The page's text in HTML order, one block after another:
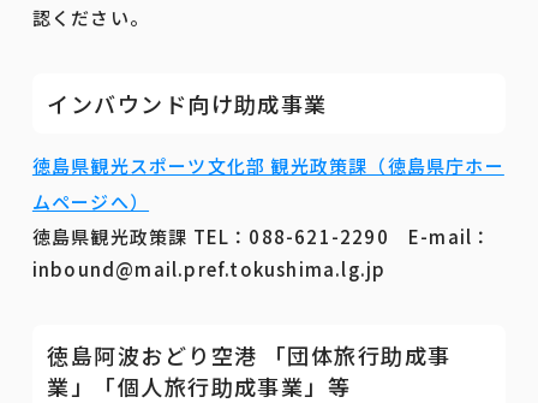
認ください。
インバウンド向け助成事業
徳島県観光スポーツ文化部 観光政策課（徳島県庁ホー
ムページへ）
徳島県観光政策課 TEL：088-621-2290 E-mail：
inbound@mail.pref.tokushima.lg.jp
徳島阿波おどり空港 「団体旅行助成事
業」「個人旅行助成事業」等